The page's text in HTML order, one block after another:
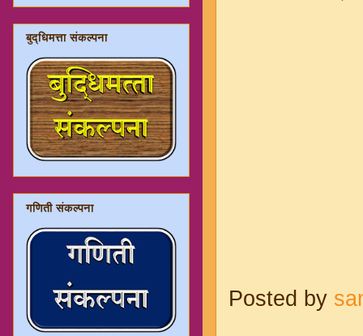
Posted by
बुद्धिमत्ता संकल्पना
गणिती संकल्पना